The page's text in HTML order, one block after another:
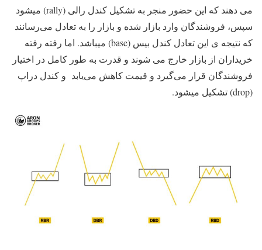
می دهند که این حضور منجر به تشکیل کندل رالی (rally) میشود
سپس، فروشندگان وارد بازار شده و بازار را به تعادل می‌رسانند
که نتیجه ی این تعادل کندل بیس (base) میباشد. اما رفته رفته
خریداران از بازار خارج می شوند و قدرت به طور کامل در اختیار
فروشندگان قرار می‌گیرد و قیمت کاهش می‌یابد و کندل دراپ
(drop) تشکیل میشود.